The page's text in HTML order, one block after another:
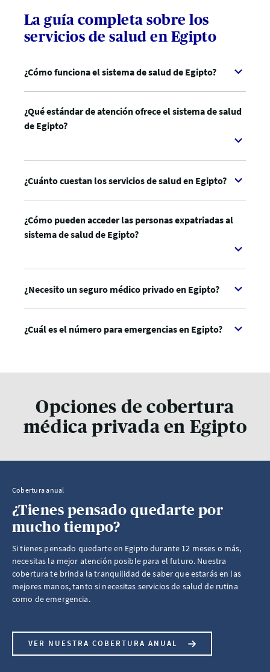
La guía completa sobre los
servicios de salud en Egipto
¿Cómo funciona el sistema de salud de Egipto?
¿Qué estándar de atención ofrece el sistema de salud
de Egipto?
¿Cuánto cuestan los servicios de salud en Egipto?
¿Cómo pueden acceder las personas expatriadas al
sistema de salud de Egipto?
¿Necesito un seguro médico privado en Egipto?
¿Cuál es el número para emergencias en Egipto?
Opciones de cobertura
médica privada en Egipto
Cobertura anual
¿Tienes pensado quedarte por
mucho tiempo?
Si tienes pensado quedarte en Egipto durante 12 meses o más,
necesitas la mejor atención posible para el futuro. Nuestra
cobertura te brinda la tranquilidad de saber que estarás en las
mejores manos, tanto si necesitas servicios de salud de rutina
como de emergencia.
VER NUESTRA COBERTURA ANUAL